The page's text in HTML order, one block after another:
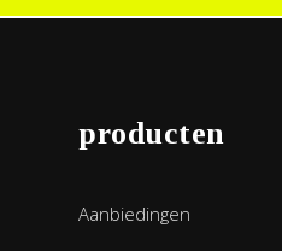
producten
Aanbiedingen